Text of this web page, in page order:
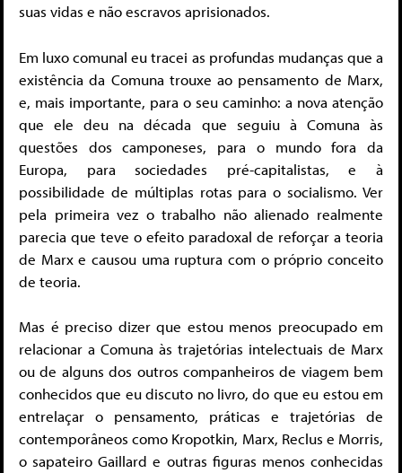
suas vidas e não escravos aprisionados.
Em luxo comunal eu tracei as profundas mudanças que a
existência da Comuna trouxe ao pensamento de Marx,
e, mais importante, para o seu caminho: a nova atenção
que ele deu na década que seguiu à Comuna às
questões dos camponeses, para o mundo fora da
Europa, para sociedades pré-capitalistas, e à
possibilidade de múltiplas rotas para o socialismo. Ver
pela primeira vez o trabalho não alienado realmente
parecia que teve o efeito paradoxal de reforçar a teoria
de Marx e causou uma ruptura com o próprio conceito
de teoria.
Mas é preciso dizer que estou menos preocupado em
relacionar a Comuna às trajetórias intelectuais de Marx
ou de alguns dos outros companheiros de viagem bem
conhecidos que eu discuto no livro, do que eu estou em
entrelaçar o pensamento, práticas e trajetórias de
contemporâneos como Kropotkin, Marx, Reclus e Morris,
o sapateiro Gaillard e outras figuras menos conhecidas